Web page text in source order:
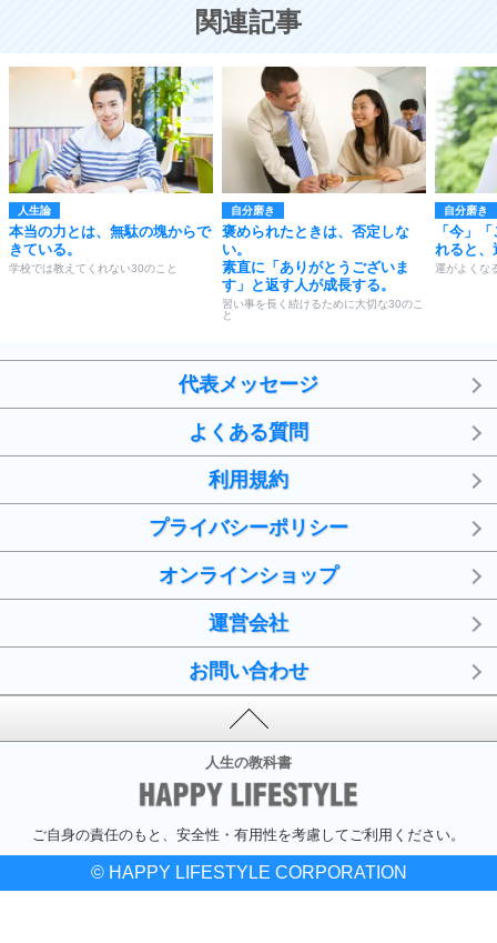
関連記事
人生論
本当の力とは、無駄の塊からで
きている。
学校では教えてくれない30のこと
自分磨き
褒められたときは、否定しな
い。
素直に「ありがとうございま
す」と返す人が成長する。
習い事を長く続けるために大切な30のこ
と
自分磨き
「今」
れると、
運がよくな
代表メッセージ
よくある質問
利用規約
プライバシーポリシー
オンラインショップ
運営会社
お問い合わせ
人生の教科書
ご自身の責任のもと、安全性・有用性を考慮してご利用ください。
© HAPPY LIFESTYLE CORPORATION